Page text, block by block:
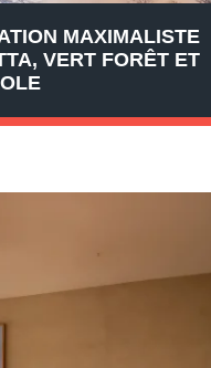
MAXIMALISTE
VERT FORÊT ET